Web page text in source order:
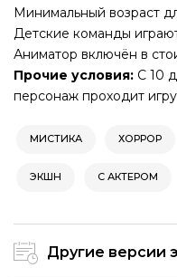
Минимальный возраст
Детские команды
Аниматор включён в
Прочие условия: С 10
персонаж проходит
МИСТИКА ХОРРОР
ЭКШН С АКТЕРОМ
Другие версии